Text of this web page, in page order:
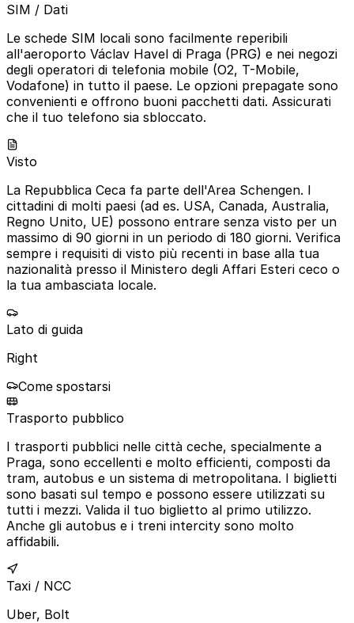
SIM / Dati
Le schede SIM locali sono facilmente reperibili
all'aeroporto Václav Havel di Praga (PRG) e nei negozi
degli operatori di telefonia mobile (O2, T-Mobile,
Vodafone) in tutto il paese. Le opzioni prepagate sono
convenienti e offrono buoni pacchetti dati. Assicurati
che il tuo telefono sia sbloccato.
Visto
La Repubblica Ceca fa parte dell'Area Schengen. I
cittadini di molti paesi (ad es. USA, Canada, Australia,
Regno Unito, UE) possono entrare senza visto per un
massimo di 90 giorni in un periodo di 180 giorni. Verifica
sempre i requisiti di visto più recenti in base alla tua
nazionalità presso il Ministero degli Affari Esteri ceco o
la tua ambasciata locale.
Lato di guida
Right
Come spostarsi
Trasporto pubblico
I trasporti pubblici nelle città ceche, specialmente a
Praga, sono eccellenti e molto efficienti, composti da
tram, autobus e un sistema di metropolitana. I biglietti
sono basati sul tempo e possono essere utilizzati su
tutti i mezzi. Valida il tuo biglietto al primo utilizzo.
Anche gli autobus e i treni intercity sono molto
affidabili.
Taxi / NCC
Uber, Bolt